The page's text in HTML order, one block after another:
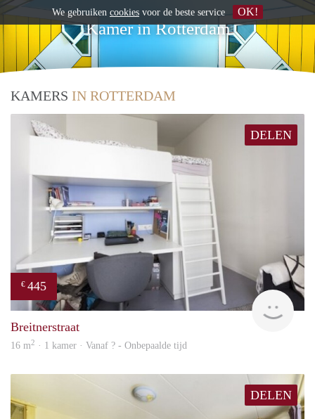
Kamer in Rotterdam
KAMERS IN ROTTERDAM
DELEN
€ 445
Breitnerstraat
16 m2 · 1 kamer · Vanaf ? - Onbepaalde tijd
DELEN
We gebruiken cookies voor de beste service OK!